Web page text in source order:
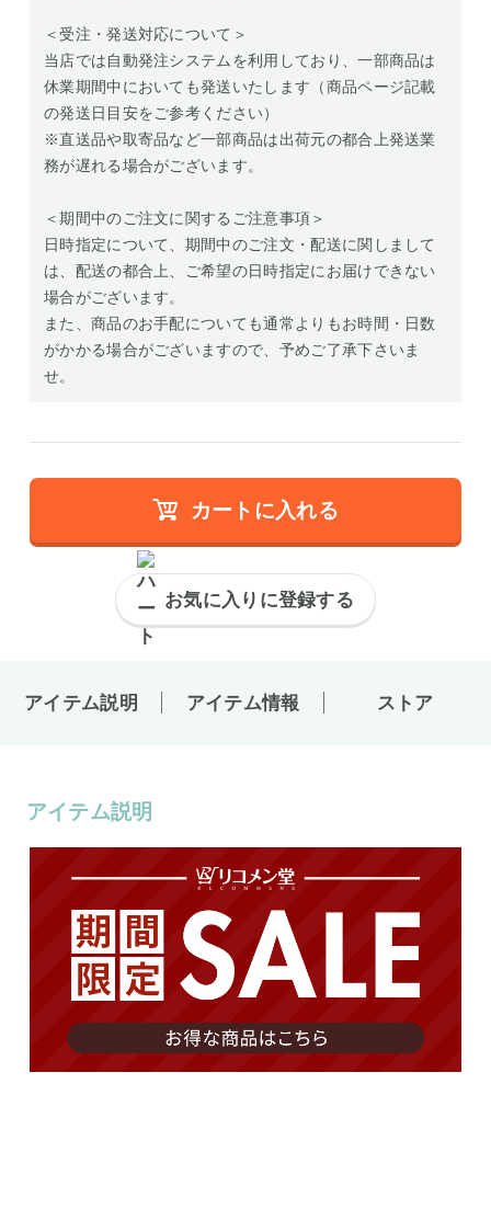
＜受注・発送対応について＞
当店では自動発注システムを利用しており、一部商品は
休業期間中においても発送いたします（商品ページ記載
の発送日目安をご参考ください）
※直送品や取寄品など一部商品は出荷元の都合上発送業
務が遅れる場合がございます。
＜期間中のご注文に関するご注意事項＞
日時指定について、期間中のご注文・配送に関しまして
は、配送の都合上、ご希望の日時指定にお届けできない
場合がございます。
また、商品のお手配についても通常よりもお時間・日数
がかかる場合がございますので、予めご了承下さいま
せ。
カートに入れる
お気に入りに登録する
アイテム説明 アイテム情報 ストア
アイテム説明